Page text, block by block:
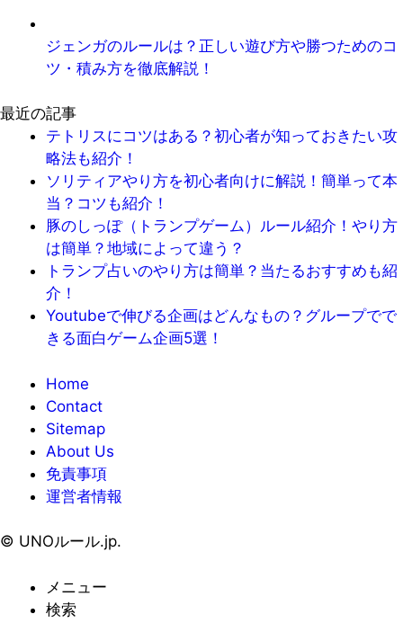
ジェンガのルールは？正しい遊び方や勝つためのコ
ツ・積み方を徹底解説！
最近の記事
テトリスにコツはある？初心者が知っておきたい攻
略法も紹介！
ソリティアやり方を初心者向けに解説！簡単って本
当？コツも紹介！
豚のしっぽ（トランプゲーム）ルール紹介！やり方
は簡単？地域によって違う？
トランプ占いのやり方は簡単？当たるおすすめも紹
介！
Youtubeで伸びる企画はどんなもの？グループでで
きる面白ゲーム企画5選！
Home
Contact
Sitemap
About Us
免責事項
運営者情報
© UNOルール.jp.
メニュー
検索